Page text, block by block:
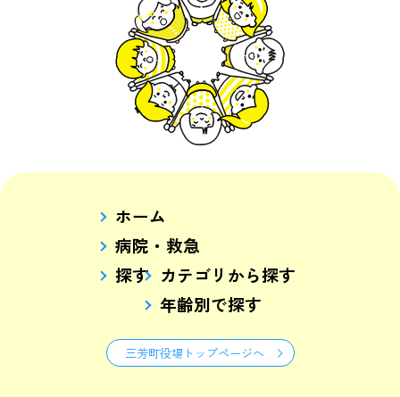
ホーム
病院・救急
探す カテゴリから探す
年齢別で探す
三芳町役場トップページへ